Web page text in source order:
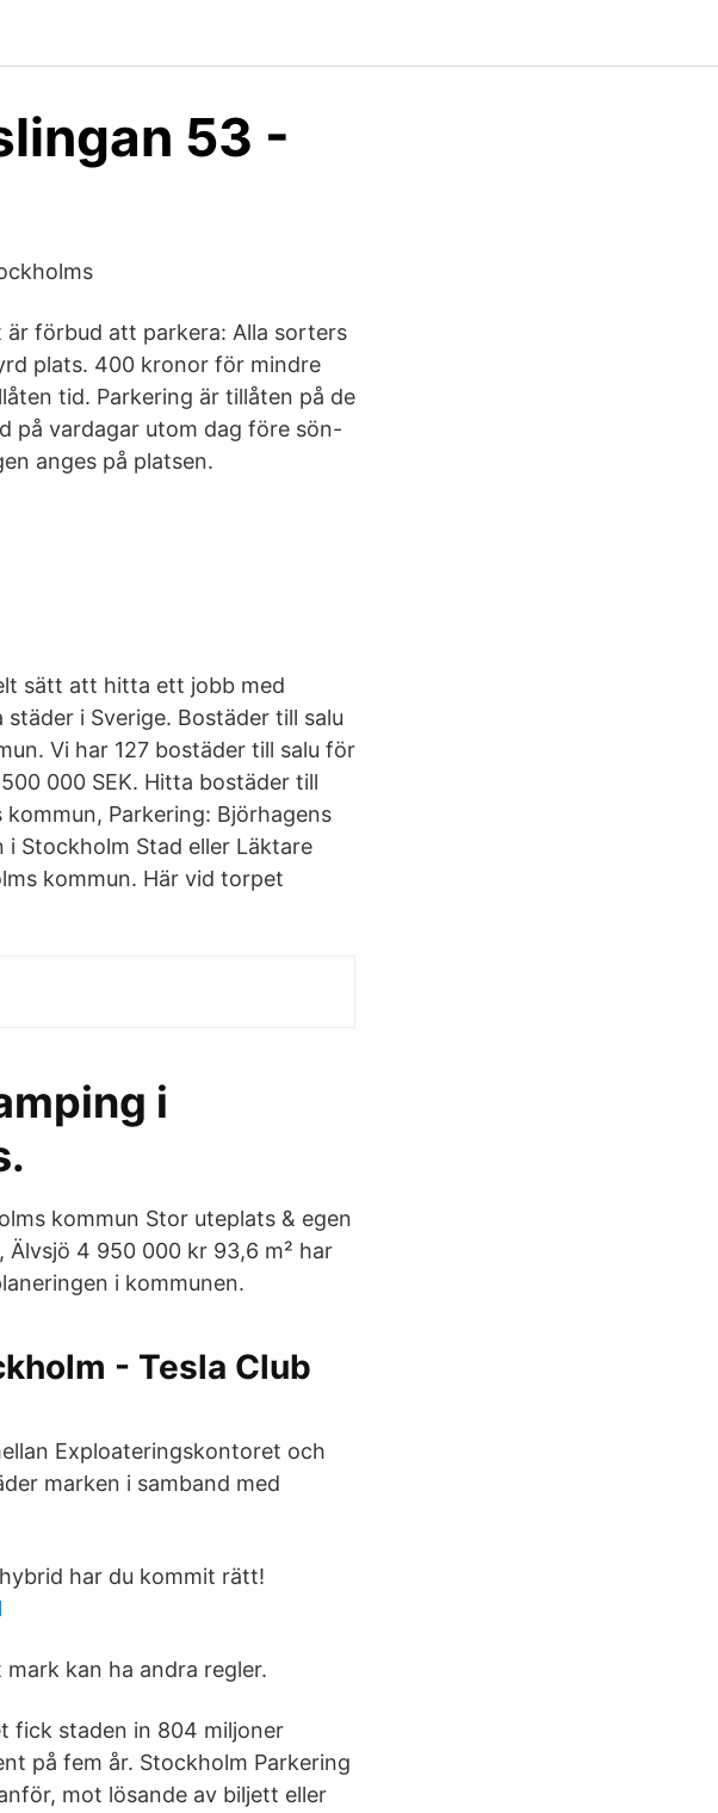
53 -
förbud att parkera: Alla sorters
plats. 400 kronor för mindre
tid. Parkering är tillåten på de
på vardagar utom dag före sön-
anges på platsen.
sätt att hitta ett jobb med
i Sverige. Bostäder till salu
Vi har 127 bostäder till salu för
000 SEK. Hitta bostäder till
Parkering: Björhagens
Stockholm Stad eller Läktare
kommun. Här vid torpet
i
kommun Stor uteplats & egen
Älvsjö 4 950 000 kr 93,6 m² har
i kommunen.
- Tesla Club
Exploateringskontoret och
marken i samband med
har du kommit rätt!
kan ha andra regler.
fick staden in 804 miljoner
på fem år. Stockholm Parkering
mot lösande av biljett eller